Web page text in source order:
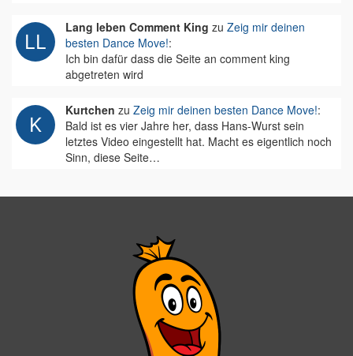
Lang leben Comment King zu Zeig mir deinen
besten Dance Move!:
Ich bin dafür dass die Seite an comment king
abgetreten wird
Kurtchen zu Zeig mir deinen besten Dance Move!:
Bald ist es vier Jahre her, dass Hans-Wurst sein
letztes Video eingestellt hat. Macht es eigentlich noch
Sinn, diese Seite…